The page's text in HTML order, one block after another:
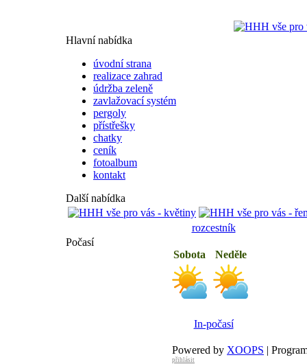
Hlavní nabídka
úvodní strana
realizace zahrad
údržba zeleně
zavlažovací systém
pergoly
přístřešky
chatky
ceník
fotoalbum
kontakt
Další nabídka
rozcestník
Počasí
Sobota
Neděle
In-počasí
Powered by XOOPS |
přihlásit